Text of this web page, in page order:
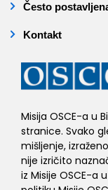
Često
Kontakt
Misija OSCE-a u
stranice. Svako
mišljenje,
nije izričito
iz Misije OSCE-a